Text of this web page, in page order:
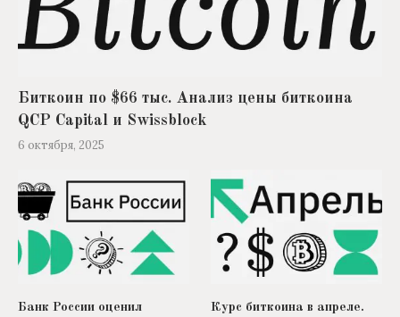
Биткоин по $66 тыс. Анализ цены биткоина
QCP Capital и Swissblock
6 октября, 2025
Банк России оценил
Курс биткоина в апреле.